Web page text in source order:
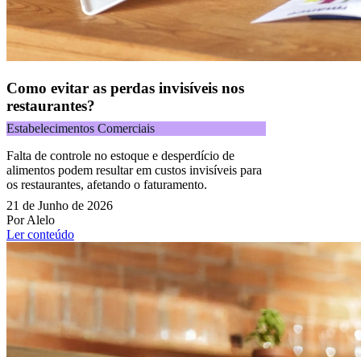
Como evitar as perdas invisíveis nos
restaurantes?
Estabelecimentos Comerciais
Falta de controle no estoque e desperdício de
alimentos podem resultar em custos invisíveis para
os restaurantes, afetando o faturamento.
21 de Junho de 2026
Por Alelo
Ler conteúdo